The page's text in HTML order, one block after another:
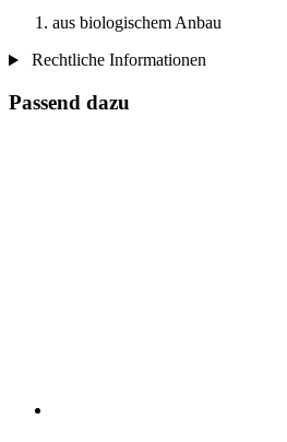
aus biologischem Anbau
Rechtliche Informationen
Passend dazu